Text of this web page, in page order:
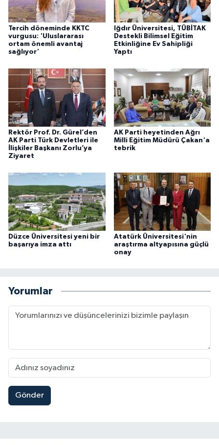
Tercih döneminde KKTC
vurgusu: 'Uluslararası
ortam önemli avantaj
sağlıyor'
Iğdır Üniversitesi, TÜBİTAK
Destekli Bilimsel Eğitim
Etkinliğine Ev Sahipliği
Yaptı
Rektör Prof. Dr. Gürel’den
AK Parti Türk Devletleri ile
İlişkiler Başkanı Zorlu’ya
Ziyaret
AK Parti heyetinden Ağrı
Milli Eğitim Müdürü Çakan'a
tebrik
Düzce Üniversitesi yeni bir
başarıya imza attı
Atatürk Üniversitesi'nin
araştırma altyapısına güçlü
onay
Yorumlar
Gönder